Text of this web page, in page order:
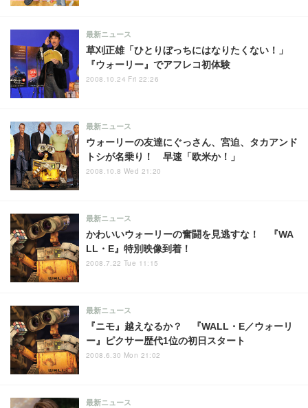
草刈正雄「ひとりぼっちにはなりたくない！」
『ウォーリー』でアフレコ初体験
最新ニュース
2008.10.24 Fri 22:26
ウォーリーの友達にぐっさん、宮迫、タカアンド
トシが名乗り！ 早速「欧米か！」
最新ニュース
2008.10.8 Wed 21:20
かわいいウォーリーの奮闘を見逃すな！ 『WA
LL・E』特別映像到着！
最新ニュース
2008.7.22 Tue 11:15
『ニモ』越えなるか？ 『WALL・E／ウォーリ
ー』ピクサー歴代1位の初日スタート
最新ニュース
2008.6.30 Mon 21:02
最新ニュース